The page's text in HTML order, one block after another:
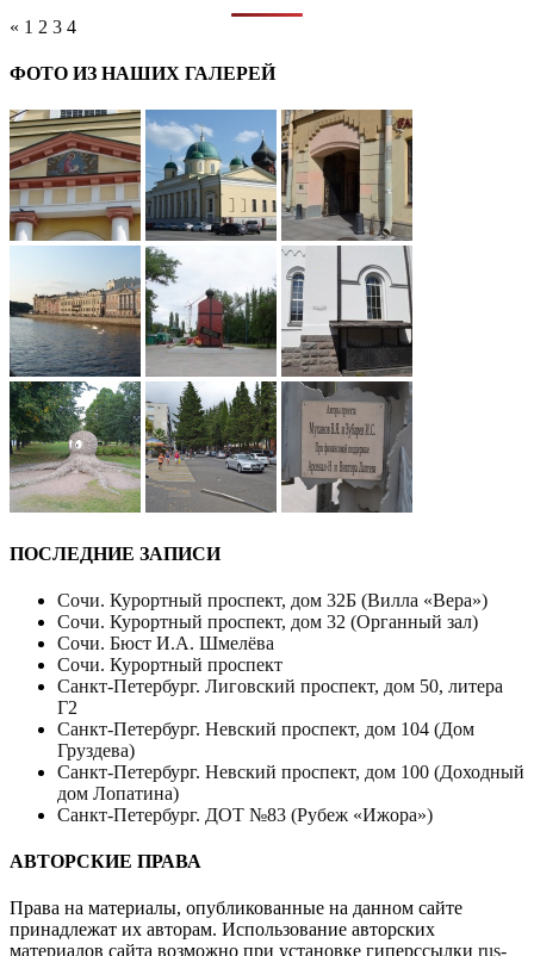
« 1 2 3 4
ФОТО ИЗ НАШИХ ГАЛЕРЕЙ
ПОСЛЕДНИЕ ЗАПИСИ
Сочи. Курортный проспект, дом 32Б (Вилла «Вера»)
Сочи. Курортный проспект, дом 32 (Органный зал)
Сочи. Бюст И.А. Шмелёва
Сочи. Курортный проспект
Санкт-Петербург. Лиговский проспект, дом 50, литера
Г2
Санкт-Петербург. Невский проспект, дом 104 (Дом
Груздева)
Санкт-Петербург. Невский проспект, дом 100 (Доходный
дом Лопатина)
Санкт-Петербург. ДОТ №83 (Рубеж «Ижора»)
АВТОРСКИЕ ПРАВА
Права на материалы, опубликованные на данном сайте
принадлежат их авторам. Использование авторских
материалов сайта возможно при установке гиперссылки rus-